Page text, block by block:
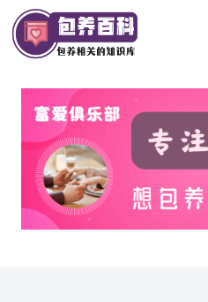
Skip
to
content